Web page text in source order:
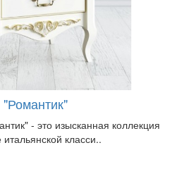
- это изысканная коллекция
класси..